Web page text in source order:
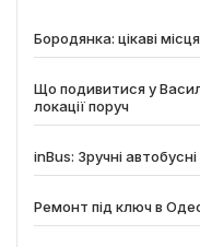
Бородянка: цікаві
Що подивитися у
локації поруч
inBus: Зручні
Ремонт під ключ в